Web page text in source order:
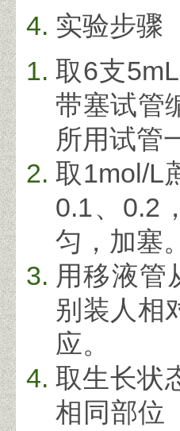
实验步骤
取6支5mL
带塞试管
所用试管
取1mol/L
0.1、 0.2 ，
匀，加塞。
用移液管
别装人相
应。
取生长状
相同部位